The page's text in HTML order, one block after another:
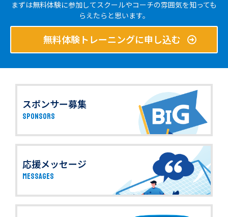
まずは無料体験に参加してスクールやコーチの雰囲気を知っても
らえたらと思います。
無料体験トレーニングに申し込む
スポンサー募集
SPONSORS
応援メッセージ
MESSAGES